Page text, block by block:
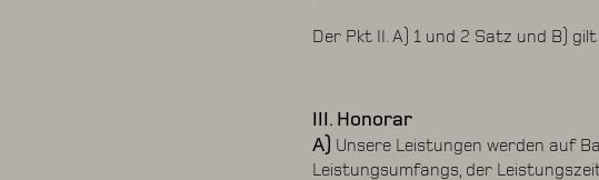
Der Pkt II. A) 1 und 2 Satz und B)
III. Honorar
A) Unsere Leistungen werden auf
Leistungsumfangs, der